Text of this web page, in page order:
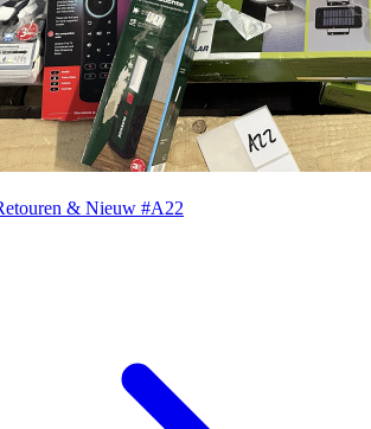
& Nieuw #A22